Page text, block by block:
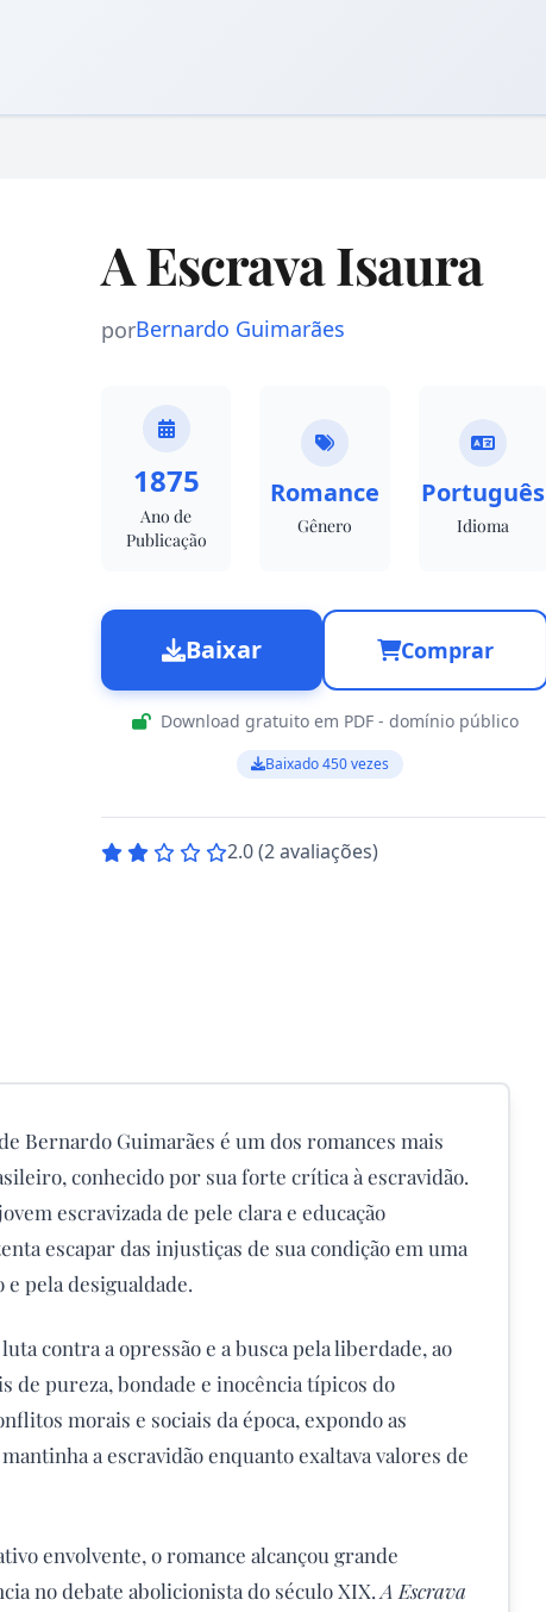
A Escrava Isaura
porBernardo Guimarães
1875
Ano de
Publicação
Romance
Gênero
Português
Idioma
Baixar Comprar
Download gratuito em PDF - domínio público
Baixado 450 vezes
2.0 (2 avaliações)
Bernardo Guimarães é um dos romances mais
conhecido por sua forte crítica à escravidão.
escravizada de pele clara e educação
escapar das injustiças de sua condição em uma
pela desigualdade.
contra a opressão e a busca pela liberdade, ao
de pureza, bondade e inocência típicos do
morais e sociais da época, expondo as
a escravidão enquanto exaltava valores de
envolvente, o romance alcançou grande
no debate abolicionista do século XIX. A Escrava